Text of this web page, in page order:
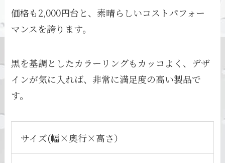
価格も2,000円台と、素晴らしいコストパフォー
マンスを誇ります。
黒を基調としたカラーリングもカッコよく、デザ
インが気に入れば、非常に満足度の高い製品で
す。
サイズ(幅×奥行×高さ）